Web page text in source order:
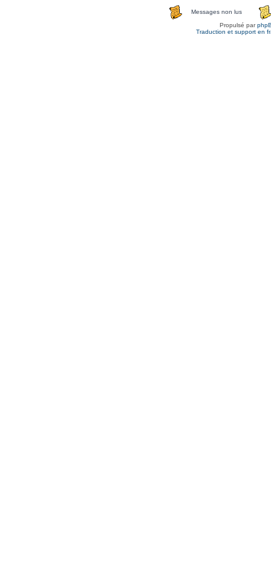
Messages non lus
Propulsé par
Traduction et support en